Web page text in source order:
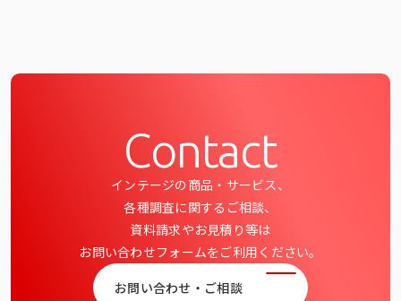
Contact
インテージの商品・サービス、
各種調査に関するご相談、
資料請求やお見積り等は
お問い合わせフォームをご利用ください。
お問い合わせ・ご相談